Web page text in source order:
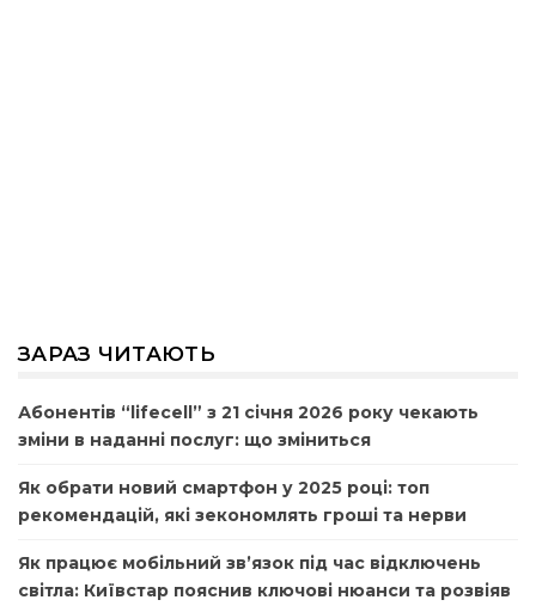
ЗАРАЗ ЧИТАЮТЬ
Абонентів “lifecell” з 21 січня 2026 року чекають
зміни в наданні послуг: що зміниться
Як обрати новий смартфон у 2025 році: топ
рекомендацій, які зекономлять гроші та нерви
Як працює мобільний зв’язок під час відключень
світла: Київстар пояснив ключові нюанси та розвіяв